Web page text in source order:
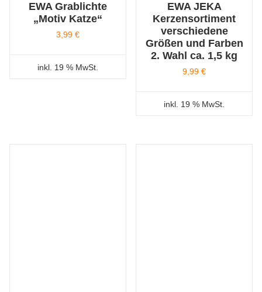
EWA Grablichte
„Motiv Katze“
3,99 €
inkl. 19 % MwSt.
EWA JEKA
Kerzensortiment
verschiedene
Größen und Farben
2. Wahl ca. 1,5 kg
9,99€
inkl. 19 % MwSt.